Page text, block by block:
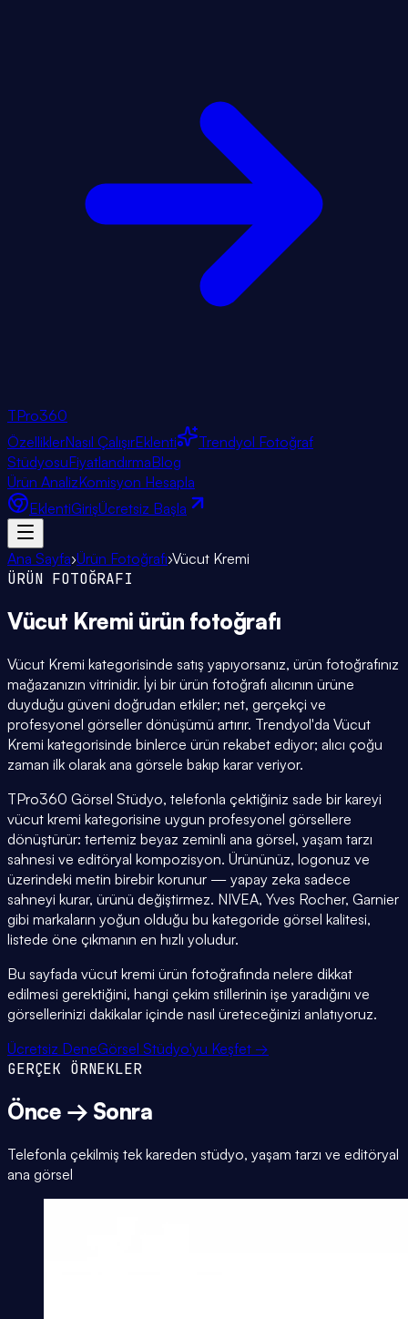
TPro360
ÖzelliklerNasıl ÇalışırEklenti
Trendyol Fotoğraf
StüdyosuFiyatlandırmaBlog
Ürün AnalizKomisyon Hesapla
EklentiGirişÜcretsiz Başla
Ana Sayfa›Ürün Fotoğrafı›Vücut Kremi
ÜRÜN FOTOĞRAFI
Vücut Kremi ürün fotoğrafı
Vücut Kremi kategorisinde satış yapıyorsanız, ürün fotoğrafınız
mağazanızın vitrinidir. İyi bir ürün fotoğrafı alıcının ürüne
duyduğu güveni doğrudan etkiler; net, gerçekçi ve
profesyonel görseller dönüşümü artırır. Trendyol'da Vücut
Kremi kategorisinde binlerce ürün rekabet ediyor; alıcı çoğu
zaman ilk olarak ana görsele bakıp karar veriyor.
TPro360 Görsel Stüdyo, telefonla çektiğiniz sade bir kareyi
vücut kremi kategorisine uygun profesyonel görsellere
dönüştürür: tertemiz beyaz zeminli ana görsel, yaşam tarzı
sahnesi ve editöryal kompozisyon. Ürününüz, logonuz ve
üzerindeki metin birebir korunur — yapay zeka sadece
sahneyi kurar, ürünü değiştirmez. NIVEA, Yves Rocher, Garnier
gibi markaların yoğun olduğu bu kategoride görsel kalitesi,
listede öne çıkmanın en hızlı yoludur.
Bu sayfada vücut kremi ürün fotoğrafında nelere dikkat
edilmesi gerektiğini, hangi çekim stillerinin işe yaradığını ve
görsellerinizi dakikalar içinde nasıl üreteceğinizi anlatıyoruz.
Ücretsiz DeneGörsel Stüdyo'yu Keşfet →
GERÇEK ÖRNEKLER
Önce → Sonra
Telefonla çekilmiş tek kareden stüdyo, yaşam tarzı ve editöryal
ana görsel